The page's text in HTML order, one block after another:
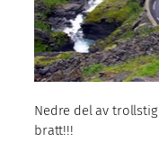
Nedre del av
bratt!!!